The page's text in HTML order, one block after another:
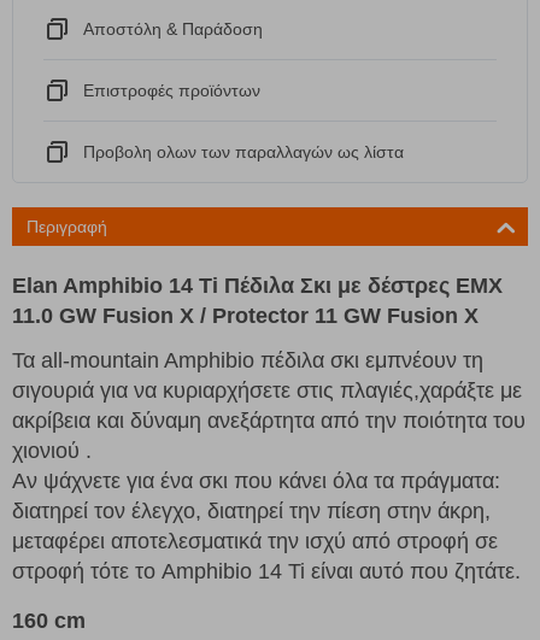
Αποστόλη & Παράδοση
Eπιστροφές προϊόντων
Προβολη ολων των παραλλαγών ως λίστα
Περιγραφή
Elan Amphibio 14 Ti Πέδιλα Σκι με δέστρες EMX
11.0 GW Fusion X / Protector 11 GW Fusion X
Τα all-mountain Amphibio πέδιλα σκι εμπνέουν τη
σιγουριά για να κυριαρχήσετε στις πλαγιές,χαράξτε με
ακρίβεια και δύναμη ανεξάρτητα από την ποιότητα του
χιονιού .
Αν ψάχνετε για ένα σκι που κάνει όλα τα πράγματα:
διατηρεί τον έλεγχο, διατηρεί την πίεση στην άκρη,
μεταφέρει αποτελεσματικά την ισχύ από στροφή σε
στροφή τότε το Amphibio 14 Ti είναι αυτό που ζητάτε.
160 cm